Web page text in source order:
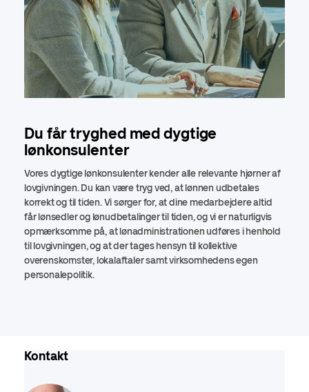
Du får tryghed med dygtige
lønkonsulenter
Vores dygtige lønkonsulenter kender alle relevante hjørner af
lovgivningen. Du kan være tryg ved, at lønnen udbetales
korrekt og til tiden. Vi sørger for, at dine medarbejdere altid
får lønsedler og lønudbetalinger til tiden, og vi er naturligvis
opmærksomme på, at lønadministrationen udføres i henhold
til lovgivningen, og at der tages hensyn til kollektive
overenskomster, lokalaftaler samt virksomhedens egen
personalepolitik.
Kontakt